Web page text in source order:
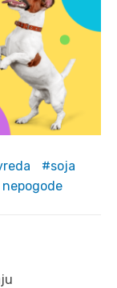
soja